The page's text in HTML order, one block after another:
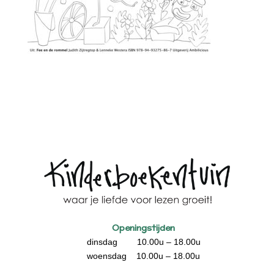
Openingstijden
dinsdag 10.00u – 18.00u
woensdag 10.00u – 18.00u